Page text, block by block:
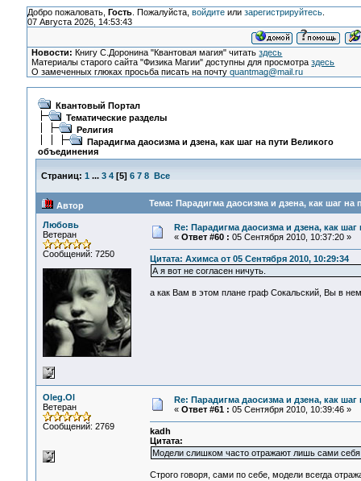
Добро пожаловать, Гость. Пожалуйста, войдитеили зарегистрируйтесь.
07 Августа 2026, 14:53:43
Новости: Книгу С.Доронина "Квантовая магия" читатьздесь
Материалы старого сайта "Физика Магии" доступны для просмотраздесь
О замеченных глюках просьба писать на почтуquantmag@mail.ru
Квантовый Портал
Тематические разделы
Религия
Парадигма даосизма и дзена, как шаг на пути Великого
объединения
Страниц: 1 ... 3 4[5] 6 7 8 Все
Автор Тема: Парадигма даосизма и дзена, как шаг
Любовь
Ветеран
Сообщений: 7250
Re: Парадигма даосизма и дзена, как
« Ответ #60 : 05 Сентября 2010, 10:37:20 »
Цитата: Ахимса от 05 Сентября 2010, 10:29:34
А я вот не согласен ничуть.
а как Вам в этом плане граф Сокальский, Вы в
Oleg.Ol
Ветеран
Сообщений: 2769
Re: Парадигма даосизма и дзена, как
« Ответ #61 : 05 Сентября 2010, 10:39:46 »
kadh
Цитата:
Модели слишком часто отражают лишь сами
Строго говоря, сами по себе, модели всегда